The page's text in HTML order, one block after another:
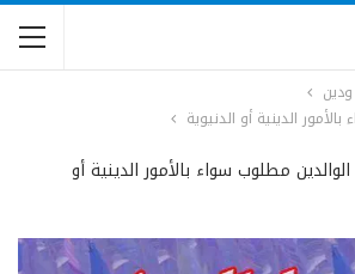
ودين
الدينية أو الدنيوية
مطلوب سواء بالأمور الدينية أو